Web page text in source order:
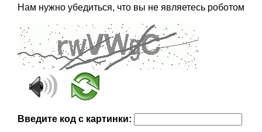
Нам нужно убедиться, что вы не являетесь роботом
Введите код с картинки: